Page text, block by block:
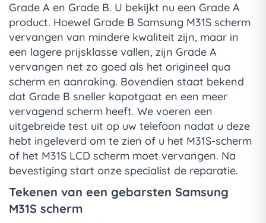
Grade A en Grade B. U bekijkt nu een Grade A
product. Hoewel Grade B Samsung M31S scherm
vervangen van mindere kwaliteit zijn, maar in
een lagere prijsklasse vallen, zijn Grade A
vervangen net zo goed als het origineel qua
scherm en aanraking. Bovendien staat bekend
dat Grade B sneller kapotgaat en een meer
vervagend scherm heeft. We voeren een
uitgebreide test uit op uw telefoon nadat u deze
hebt ingeleverd om te zien of u het M31S-scherm
of het M31S LCD scherm moet vervangen. Na
bevestiging start onze specialist de reparatie.
Tekenen van een gebarsten Samsung
M31S scherm